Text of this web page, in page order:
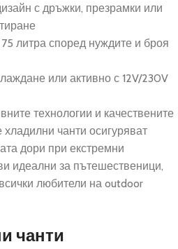
с дръжки, презрамки или
литра според нуждите и броя
или активно с 12V/230V
технологии и качествените
чанти осигуряват
дори при екстремни
идеални за пътешественици,
любители на outdoor
чанти